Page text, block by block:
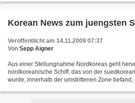
Korean News zum juengsten
Veröffentlicht am 14.11.2009 07:37
Von Sepp Aigner
Aus einer Stellungnahme Nordkoreas geht
nordkoreanische Schiff, das von der
wurde, innerhalb der umstrittenen Zone